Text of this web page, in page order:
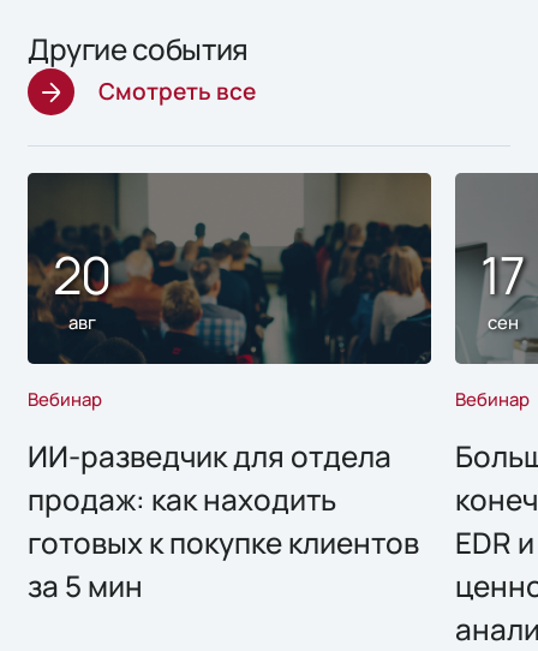
Другие события
Смотреть все
20
авг
Вебинар
ИИ-разведчик для отдела
продаж: как находить
готовых к покупке клиентов
за 5 мин
17
сен
Вебинар
EDR